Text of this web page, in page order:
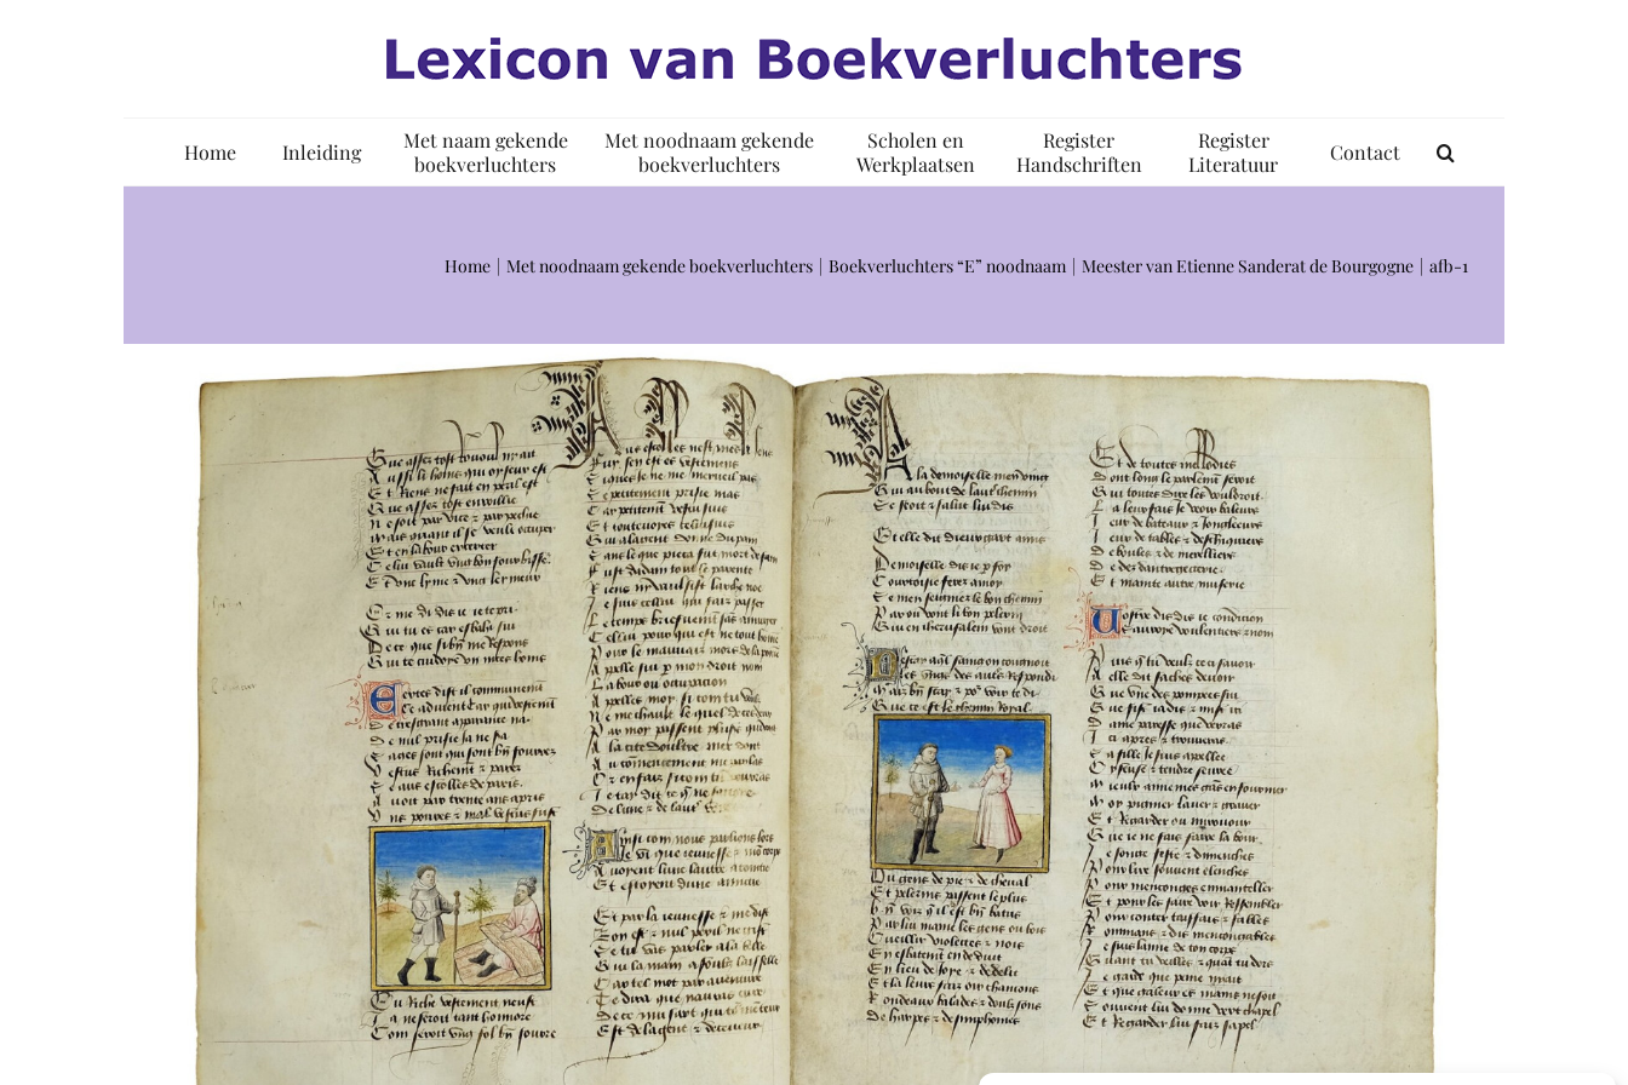
Home Inleiding
Met naam gekende
boekverluchters
Met noodnaam gekende
boekverluchters
Scholen en
Werkplaatsen
Register
Handschriften
Register
Literatuur
Contact
Home Met noodnaam gekende boekverluchters Boekverluchters “E” noodnaam Meester van Etienne Sanderat de Bourgogne afb-1